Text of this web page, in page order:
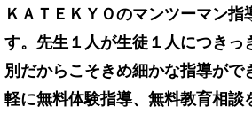
ＫＡＴＥＫＹＯのマンツーマン
す。先生１人が生徒１人につきっ
別だからこそきめ細かな指導がで
軽に無料体験指導、無料教育相談